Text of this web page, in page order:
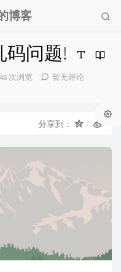
博客
码问题!
次浏览
暂无评论
分享到：